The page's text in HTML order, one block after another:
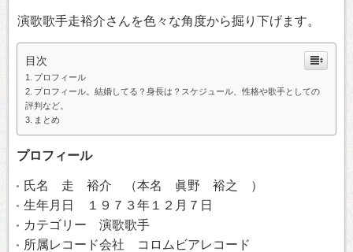
演歌歌手走裕介さんを色々な角度から掘り下げます。
目次
プロフィール
プロフィール。結婚してる？身長は？スケジュール、性格や歌手としての
評判など。
まとめ
プロフィール
氏名 走 裕介 （本名 眞野 裕之 ）
生年月日 １９７３年１２月７日
カテゴリー 演歌歌手
所属レコード会社 コロムビアレコード